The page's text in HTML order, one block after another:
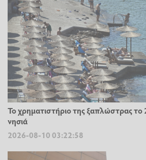
Το χρηματιστήριο της ξαπλώστρας το
νησιά
2026-08-10 03:22:58